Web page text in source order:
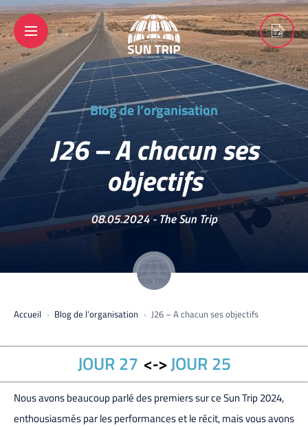
Blog de l’organisation
J26 – A chacun ses
objectifs
08.05.2024 -The Sun Trip
Accueil Blog de l’organisation J26 – A chacun ses objectifs
JOUR 27 <->JOUR 25
Nous avons beaucoup parlé des premiers sur ce Sun Trip 2024,
enthousiasmés par les performances et le récit, mais vous avons